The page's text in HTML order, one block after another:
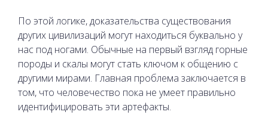
По этой логике, доказательства существования
других цивилизаций могут находиться буквально у
нас под ногами. Обычные на первый взгляд горные
породы и скалы могут стать ключом к общению с
другими мирами. Главная проблема заключается в
том, что человечество пока не умеет правильно
идентифицировать эти артефакты.